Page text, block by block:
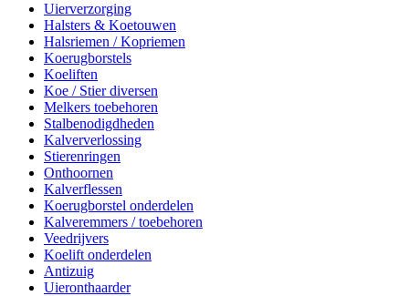
Uierverzorging
Halsters & Koetouwen
Halsriemen / Kopriemen
Koerugborstels
Koeliften
Koe / Stier diversen
Melkers toebehoren
Stalbenodigdheden
Kalververlossing
Stierenringen
Onthoornen
Kalverflessen
Koerugborstel onderdelen
Kalveremmers / toebehoren
Veedrijvers
Koelift onderdelen
Antizuig
Uieronthaarder